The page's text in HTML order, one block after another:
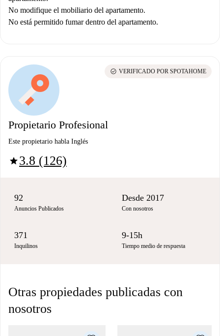
No modifique el mobiliario del apartamento.
No está permitido fumar dentro del apartamento.
Propietario Profesional
Este propietario habla Inglés
star3.8 (126)
check_circle VERIFICADO POR SPOTAHOME
92
Anuncios Publicados
Desde 2017
Con nosotros
371
Inquilinos
9-15h
Tiempo medio de respuesta
Otras propiedades publicadas con
nosotros